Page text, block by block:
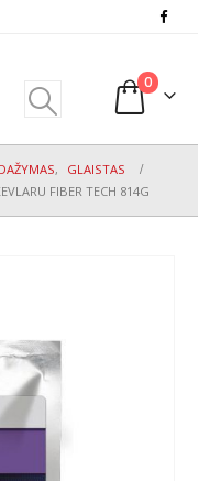
0
,
GLAISTAS
FIBER TECH 814G